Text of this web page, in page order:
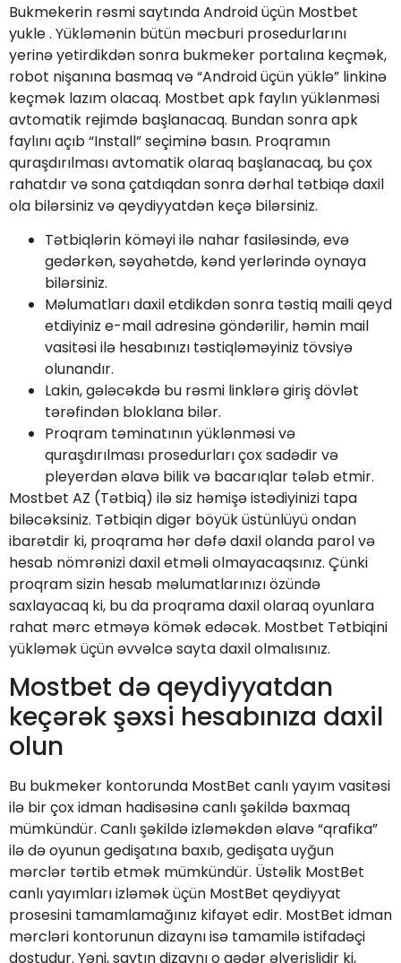
Bukmekerin rəsmi saytında Android üçün Mostbet
yukle . Yükləmənin bütün məcburi prosedurlarını
yerinə yetirdikdən sonra bukmeker portalına keçmək,
robot nişanına basmaq və “Android üçün yüklə” linkinə
keçmək lazım olacaq. Mostbet apk faylın yüklənməsi
avtomatik rejimdə başlanacaq. Bundan sonra apk
faylını açıb “Install” seçiminə basın. Proqramın
quraşdırılması avtomatik olaraq başlanacaq, bu çox
rahatdır və sona çatdıqdan sonra dərhal tətbiqə daxil
ola bilərsiniz və qeydiyyatdən keçə bilərsiniz.
Tətbiqlərin köməyi ilə nahar fasiləsində, evə
gedərkən, səyahətdə, kənd yerlərində oynaya
bilərsiniz.
Məlumatları daxil etdikdən sonra təstiq maili qeyd
etdiyiniz e-mail adresinə göndərilir, həmin mail
vasitəsi ilə hesabınızı təstiqləməyiniz tövsiyə
olunandır.
Lakin, gələcəkdə bu rəsmi linklərə giriş dövlət
tərəfindən bloklana bilər.
Proqram təminatının yüklənməsi və
quraşdırılması prosedurları çox sadədir və
pleyerdən əlavə bilik və bacarıqlar tələb etmir.
Mostbet AZ (Tətbiq) ilə siz həmişə istədiyinizi tapa
biləcəksiniz. Tətbiqin digər böyük üstünlüyü ondan
ibarətdir ki, proqrama hər dəfə daxil olanda parol və
hesab nömrənizi daxil etməli olmayacaqsınız. Çünki
proqram sizin hesab məlumatlarınızı özündə
saxlayacaq ki, bu da proqrama daxil olaraq oyunlara
rahat mərc etməyə kömək edəcək. Mostbet Tətbiqini
yükləmək üçün əvvəlcə sayta daxil olmalısınız.
Mostbet də qeydiyyatdan
keçərək şəxsi hesabınıza daxil
olun
Bu bukmeker kontorunda MostBet canlı yayım vasitəsi
ilə bir çox idman hadisəsinə canlı şəkildə baxmaq
mümkündür. Canlı şəkildə izləməkdən əlavə “qrafika”
ilə də oyunun gedişatına baxıb, gedişata uyğun
mərclər tərtib etmək mümkündür. Üstəlik MostBet
canlı yayımları izləmək üçün MostBet qeydiyyat
prosesini tamamlamağınız kifayət edir. MostBet idman
mərcləri kontorunun dizaynı isə tamamilə istifadəçi
dostudur. Yəni, saytın dizaynı o qədər əlverişlidir ki,